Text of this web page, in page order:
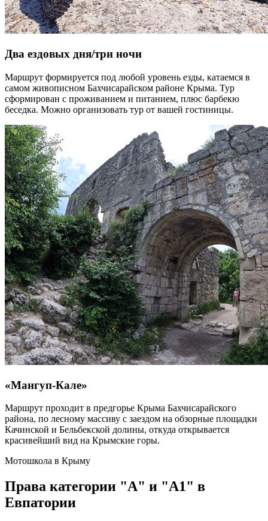
Два ездовых дня/три ночи
Маршрут формируется под любой уровень езды, катаемся в
самом живописном Бахчисарайском районе Крыма. Тур
сформирован с проживанием и питанием, плюс барбекю
беседка. Можно организовать тур от вашей гостиницы.
«Мангуп-Кале»
Маршрут проходит в предгорье Крыма Бахчисарайского
района, по лесному массиву с заездом на обзорные площадки
Качинской и Бельбекской долины, откуда открывается
красивейший вид на Крымские горы.
Мотошкола в Крыму
Права категории "А" и "А1" в
Евпатории